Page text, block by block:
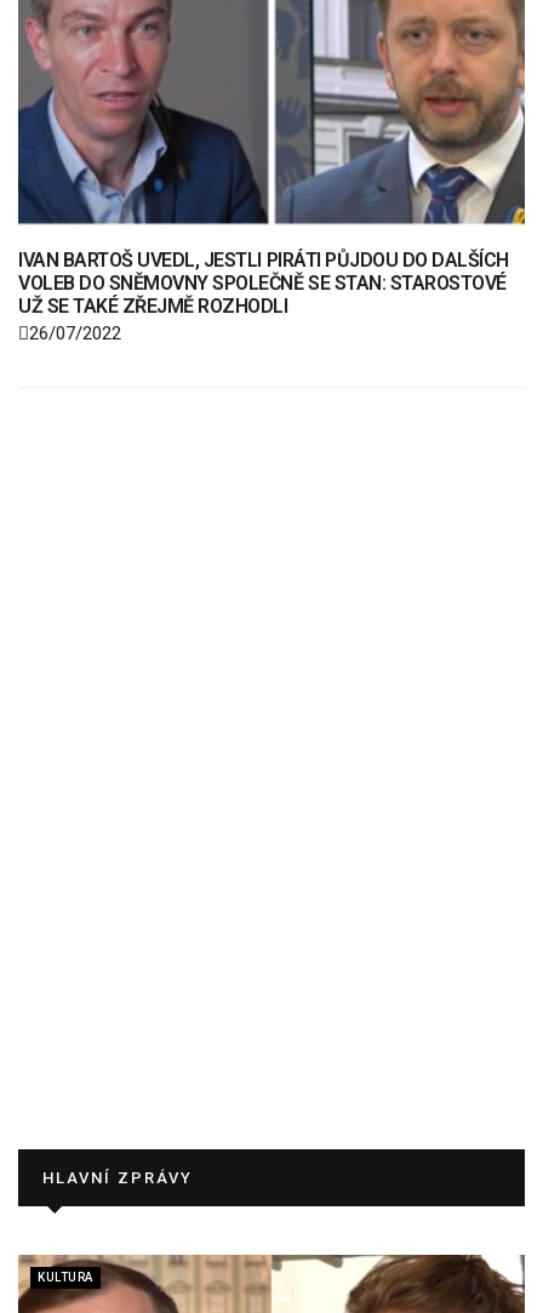
IVAN BARTOŠ UVEDL, JESTLI PIRÁTI PŮJDOU DO DALŠÍCH
VOLEB DO SNĚMOVNY SPOLEČNĚ SE STAN: STAROSTOVÉ
UŽ SE TAKÉ ZŘEJMĚ ROZHODLI
26/07/2022
HLAVNÍ ZPRÁVY
KULTURA